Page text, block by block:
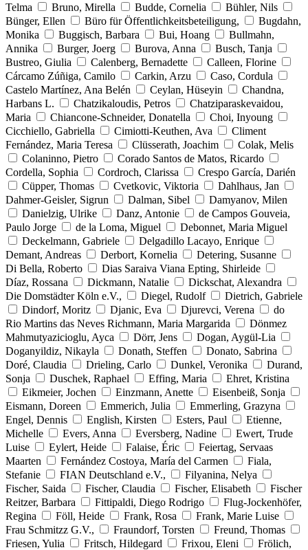
Telma
Bruno, Mirella Budde, Cornelia
Bühler, Nils
Bünger, Ellen
Büro für Öffentlichkeitsbeteiligung,
Bugdahn,
Monika
Buggisch, Barbara Bui, Hoang
Bullmahn,
Annika
Burger, Joerg Burova, Anna
Busch, Tanja
Bustreo, Giulia
Calenberg, Bernadette
Calleen, Florine
Cárcamo Zúñiga, Camilo
Carkin, Arzu
Caso, Cordula
Castelo Martínez, Ana Belén
Ceylan, Hüseyin
Chandna,
Harbans L.
Chatzikaloudis, Petros
Chatziparaskevaidou,
Maria
Chiancone-Schneider, Donatella
Choi, Inyoung
Cicchiello, Gabriella
Cimiotti-Keuthen, Ava
Climent
Fernández, Maria Teresa
Clüsserath, Joachim
Colak, Melis
Colaninno, Pietro
Corado Santos de Matos, Ricardo
Cordella, Sophia
Cordroch, Clarissa
Crespo García, Darién
Cüpper, Thomas
Cvetkovic, Viktoria
Dahlhaus, Jan
Dahmer-Geisler, Sigrun
Dalman, Sibel
Damyanov, Milen
Danielzig, Ulrike
Danz, Antonie
de Campos Gouveia,
Paulo Jorge
de la Loma, Miguel
Debonnet, Maria Miguel
Deckelmann, Gabriele
Delgadillo Lacayo, Enrique
Demant, Andreas
Derbort, Kornelia
Detering, Susanne
Di Bella, Roberto
Dias Saraiva Viana Epting, Shirleide
Díaz, Rossana
Dickmann, Natalie
Dickschat, Alexandra
Die Domstädter Köln e.V.,
Diegel, Rudolf
Dietrich, Gabriele
Dindorf, Moritz
Djanic, Eva Djurevci, Verena
do
Rio Martins das Neves Richmann, Maria Margarida
Dönmez
Mahmutyazicioglu, Ayca
Dörr, Jens
Dogan, Aygül-Lia
Doganyildiz, Nikayla
Donath, Steffen
Donato, Sabrina
Doré, Claudia
Drieling, Carlo Dunkel, Veronika
Durand,
Sonja
Duschek, Raphael Effing, Maria
Ehret, Kristina
Eikmeier, Jochen
Einzmann, Anette
Eisenbeiß, Sonja
Eismann, Doreen
Emmerich, Julia
Emmerling, Grazyna
Engel, Dennis
English, Kirsten Esters, Paul
Etienne,
Michelle
Evers, Anna Eversberg, Nadine
Ewert, Trude
Luise
Eylert, Heide Falaise, Éric
Feiertag, Servaas
Maarten
Fernández Costoya, María del Carmen
Fiala,
Stefanie
FIAN Deutschland e.V.,
Filyanina, Nelya
Fischer, Saida
Fischer, Claudia Fischer, Elisabeth
Fischer
Reitzer, Barbara
Fittipaldi, Diego Rodrigo
Flug-Jockenhöfer,
Regina
Föll, Heide Frank, Rosa
Frank, Marie Luise
Frau Schmitzz G.V.,
Fraundorf, Torsten
Freund, Thomas
Friesen, Yulia
Fritsch, Hildegard Frixou, Eleni
Frölich,